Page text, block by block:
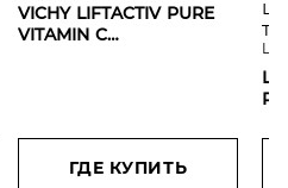
VICHY LIFTACTIV PURE
VITAMIN C
ГДЕ КУПИТЬ
LA
LA